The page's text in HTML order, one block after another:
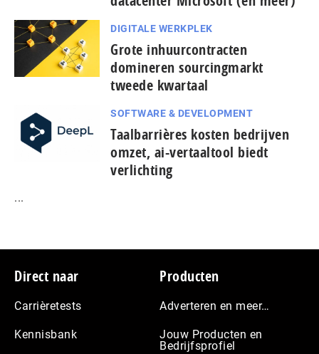
DIGITALE WERKPLEK
Grote inhuurcontracten
domineren sourcingmarkt
tweede kwartaal
SOFTWARE & DEVELOPMENT
Taal­bar­ri­è­res kosten bedrijven
omzet, ai-vertaaltool biedt
verlichting
...
Footer
Direct naar
Carrièretests
Kennisbank
Producten
Adverteren en meer…
Jouw Producten en
Bedrijfsprofiel